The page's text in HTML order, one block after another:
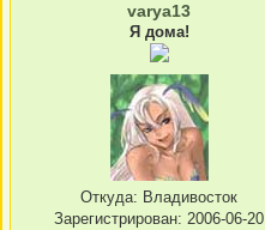
varya13
Я дома!
Откуда: Владивосток
Зарегистрирован: 2006-06-20